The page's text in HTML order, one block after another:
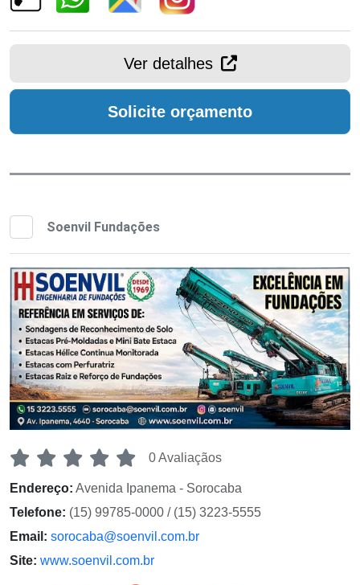
Ver detalhes
Solicite orçamento
Soenvil Fundações
0 Avaliaçãos
Endereço: Avenida Ipanema - Sorocaba
Telefone: (15) 99785-0000 / (15) 3223-5555
Email: sorocaba@soenvil.com.br
Site: www.soenvil.com.br